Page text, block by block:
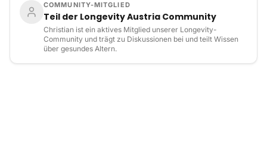
COMMUNITY-MITGLIED
Teil der Longevity Austria Community
Christian ist ein aktives Mitglied unserer Longevity-
Community und trägt zu Diskussionen bei und teilt Wissen
über gesundes Altern.